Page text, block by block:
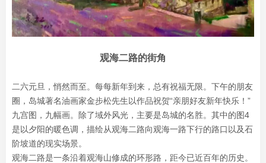
观海二路的街角
二六元旦，悄然而至。每每新年到来，总有祝福无限。下午的朋友
圈，岛城著名油画家金步松先生以作品祝贺“亲朋好友新年快乐！”
九宫图，九幅画。除了域外风光，主要是岛城的名胜。其中的图4
是以夕阳的暖色调，描绘从观海二路向观海一路下行的路口以及石
阶坡道的现实场景。
观海二路是一条沿着观海山修成的环形路，距今已近百年的历史。